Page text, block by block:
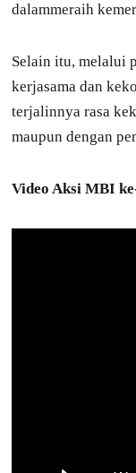
dalammeraih
Selain itu, melalui
kerjasama dan
terjalinnya rasa
maupun dengan
Video Aksi MBI